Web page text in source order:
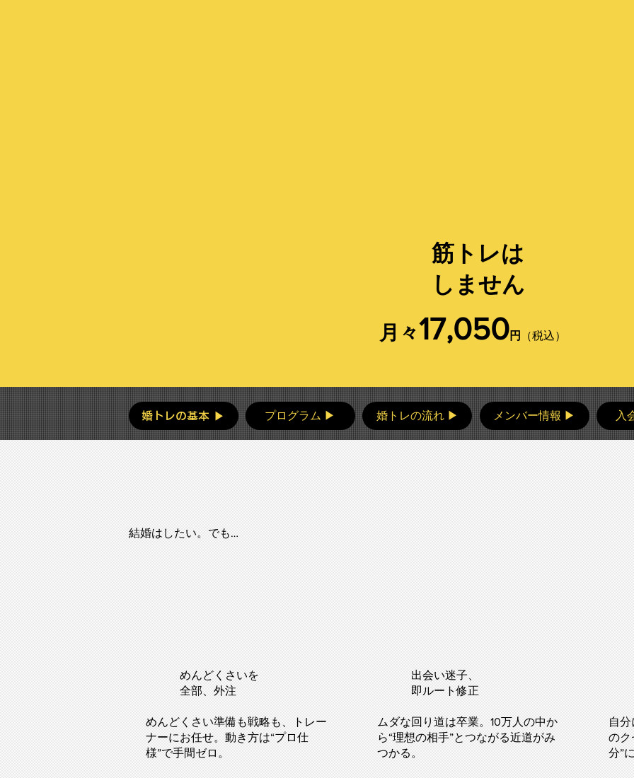
筋トレは
しません
月々17,050円 （税込）
婚トレの基本 ▶ プログラム ▶ 婚トレの流れ ▶ メンバー情報 ▶ 入
結婚はしたい。でも…
自分
のク
分”
めんどくさいを
全部、外注
めんどくさい準備も戦略も、トレー
ナーにお任せ。動き方は“プロ仕
様”で手間ゼロ。
出会い迷子、
即ルート修正
ムダな回り道は卒業。10万人の中か
ら“理想の相手”とつながる近道がみ
つかる。